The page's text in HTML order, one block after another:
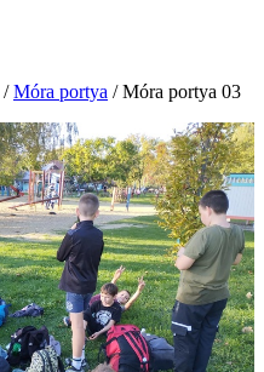
/Móra portya /Móra portya 03